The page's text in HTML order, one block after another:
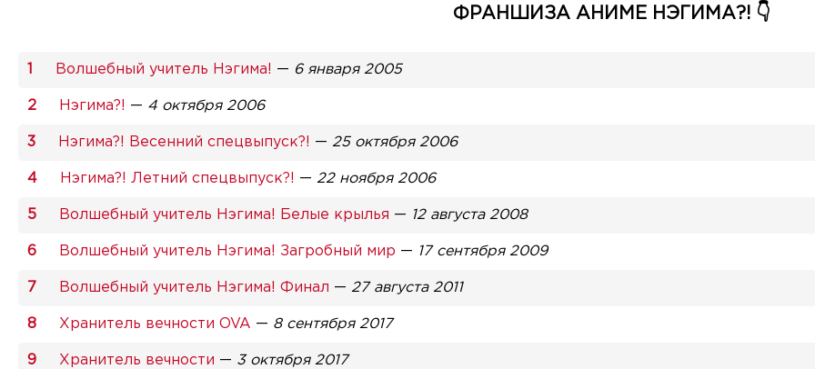
ФРАНШИЗА АНИМЕ НЭГИМА?! 👇
Волшебный учитель Нэгима! — 6 января 2005
Нэгима?! — 4 октября 2006
Нэгима?! Весенний спецвыпуск?! — 25 октября 2006
Нэгима?! Летний спецвыпуск?! — 22 ноября 2006
Волшебный учитель Нэгима! Белые крылья — 12 августа 2008
Волшебный учитель Нэгима! Загробный мир — 17 сентября 2009
Волшебный учитель Нэгима! Финал — 27 августа 2011
Хранитель вечности OVA — 8 сентября 2017
Хранитель вечности — 3 октября 2017